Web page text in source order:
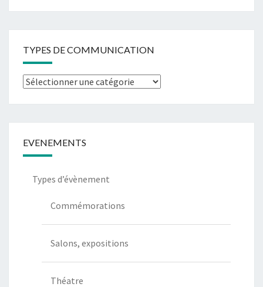
TYPES DE COMMUNICATION
Types
EVENEMENTS
Types d’évènement
Commémorations
Salons, expositions
Théatre